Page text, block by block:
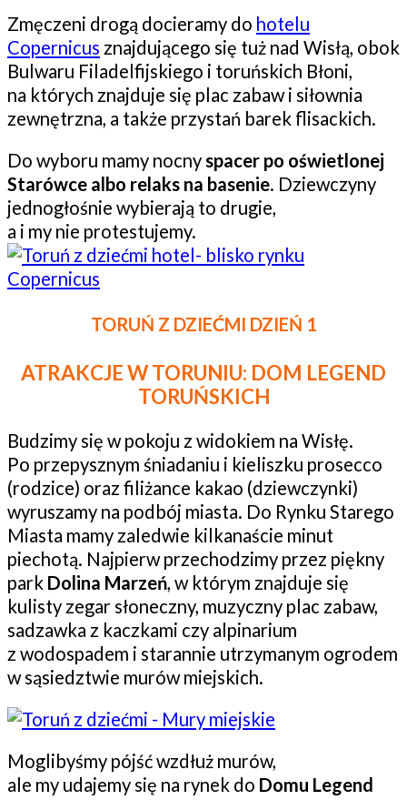
Zmęczeni drogą docieramy do hotelu
Copernicus znajdującego się tuż nad Wisłą, obok
Bulwaru Filadelfijskiego i toruńskich Błoni,
na których znajduje się plac zabaw i siłownia
zewnętrzna, a także przystań barek flisackich.
Do wyboru mamy nocnyspacer po oświetlonej
Starówce albo relaks na basenie. Dziewczyny
jednogłośnie wybierają to drugie,
a i my nie protestujemy.
TORUŃ Z DZIEĆMI DZIEŃ 1
ATRAKCJE W TORUNIU: DOM LEGEND
TORUŃSKICH
Budzimy się w pokoju z widokiem na Wisłę.
Po przepysznym śniadaniu i kieliszku prosecco
(rodzice) oraz filiżance kakao (dziewczynki)
wyruszamy na podbój miasta. Do Rynku Starego
Miasta mamy zaledwie kilkanaście minut
piechotą. Najpierw przechodzimy przez piękny
park Dolina Marzeń, w którym znajduje się
kulisty zegar słoneczny, muzyczny plac zabaw,
sadzawka z kaczkami czy alpinarium
z wodospadem i starannie utrzymanym ogrodem
w sąsiedztwie murów miejskich.
Moglibyśmy pójść wzdłuż murów,
ale my udajemy się na rynek do Domu Legend